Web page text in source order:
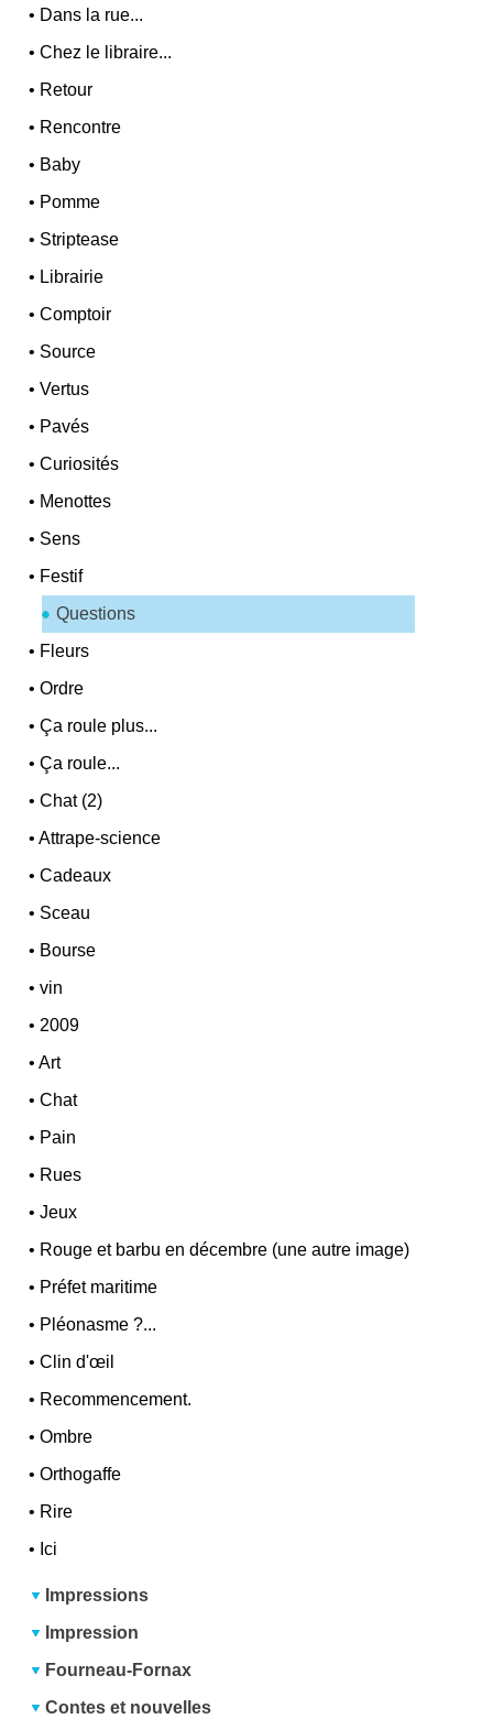
• Dans la rue...
•Chez le libraire...
• Retour
• Rencontre
• Baby
• Pomme
• Striptease
• Librairie
•Comptoir
• Source
•Vertus
• Pavés
•Curiosités
• Menottes
• Sens
• Festif
Questions
• Fleurs
•Ordre
•Ça roule plus...
•Ça roule...
•Chat (2)
•Attrape-science
•Cadeaux
• Sceau
• Bourse
•vin
• 2009
•Art
•Chat
• Pain
• Rues
•Jeux
• Rouge et barbu en décembre (une autre image)
• Préfet maritime
• Pléonasme ?...
•Clin d'œil
• Recommencement.
•Ombre
•Orthogaffe
• Rire
• Ici
Impressions
Impression
Fourneau-Fornax
Contes et nouvelles